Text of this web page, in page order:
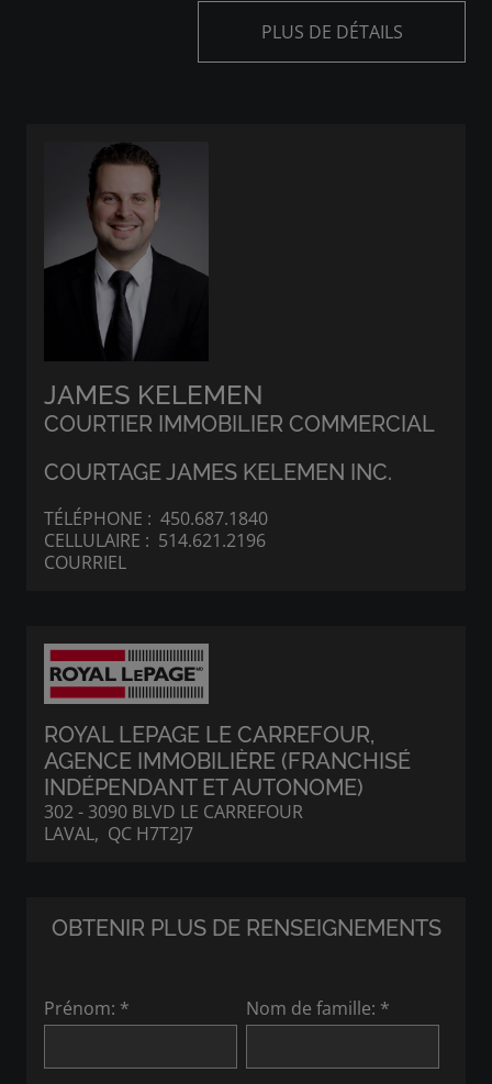
PLUS DE DÉTAILS
JAMES KELEMEN
COURTIER IMMOBILIER COMMERCIAL
COURTAGE JAMES KELEMEN INC.
TÉLÉPHONE : 450.687.1840
CELLULAIRE : 514.621.2196
COURRIEL
ROYAL LEPAGE LE CARREFOUR,
AGENCE IMMOBILIÈRE (FRANCHISÉ
INDÉPENDANT ET AUTONOME)
302 - 3090 BLVD LE CARREFOUR
LAVAL, QC H7T2J7
OBTENIR PLUS DE RENSEIGNEMENTS
Prénom: * Nom de famille: *